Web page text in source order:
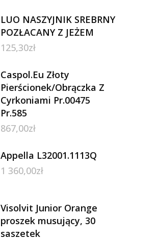
LUO NASZYJNIK SREBRNY
POZŁACANY Z JEŻEM
125,30zł
Caspol.Eu Złoty
Pierścionek/Obrączka Z
Cyrkoniami Pr.00475
Pr.585
867,00zł
Appella L32001.1113Q
1 360,00zł
Visolvit Junior Orange
proszek musujący, 30
saszetek